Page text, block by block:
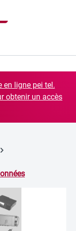
en ligne pei tel.
obtenir un accès